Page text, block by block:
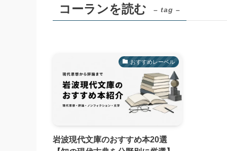
コーランを読む – tag –
おすすめレーベル
岩波現代文庫のおすすめ本20選